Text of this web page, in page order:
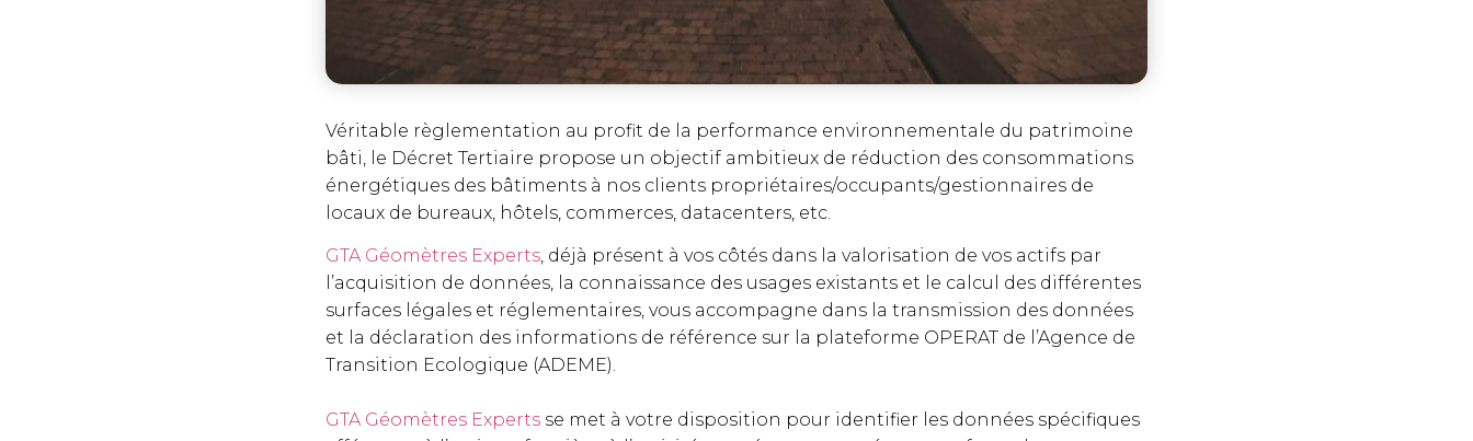
Véritable règlementation au profit de la performance environnementale du patrimoine
bâti, le Décret Tertiaire propose un objectif ambitieux de réduction des consommations
énergétiques des bâtiments à nos clients propriétaires/occupants/gestionnaires de
locaux de bureaux, hôtels, commerces, datacenters, etc.
GTA Géomètres Experts, déjà présent à vos côtés dans la valorisation de vos actifs par
l’acquisition de données, la connaissance des usages existants et le calcul des différentes
surfaces légales et réglementaires, vous accompagne dans la transmission des données
et la déclaration des informations de référence sur la plateforme OPERAT de l’Agence de
Transition Ecologique (ADEME).
GTA Géomètres Experts se met à votre disposition pour identifier les données spécifiques